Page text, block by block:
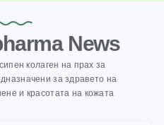
News
колаген на прах за
за здравето на
и красотата на кожата